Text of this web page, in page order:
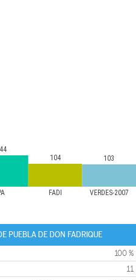
FADI VERDES-2007
104
103
PUEBLA DE DON FADRIQUE
100 %
11